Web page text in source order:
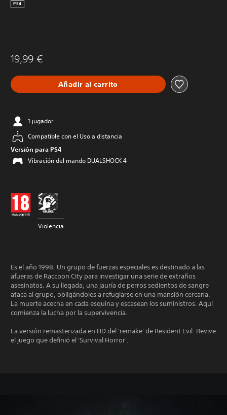
PS4
19,99 €
Añadir al carrito
1 jugador
Compatible con el Uso a distancia
Versión para PS4
Vibración del mando DUALSHOCK 4
Violencia
Es el año 1998. Un grupo de fuerzas especiales es destinado a las
afueras de Raccoon City para investigar una serie de extraños
asesinatos. A su llegada, una jauría de perros sedientos de sangre
ataca al grupo, obligándoles a refugiarse en una mansión cercana.
La muerte acecha en cada esquina y escasean los suministros. Aquí
comienza la lucha por la supervivencia.
La versión remasterizada en HD del 'remake' de Resident Evil. Revive
el juego que definió el 'Survival Horror'.